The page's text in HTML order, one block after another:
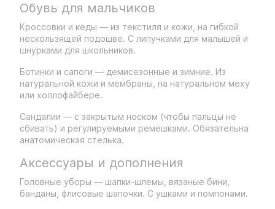
Обувь для мальчиков
Кроссовки и кеды — из текстиля и кожи, на гибкой
нескользящей подошве. С липучками для малышей и
шнурками для школьников.
Ботинки и сапоги — демисезонные и зимние. Из
натуральной кожи и мембраны, на натуральном меху
или холлофайбере.
Сандалии — с закрытым носком (чтобы пальцы не
сбивать) и регулируемыми ремешками. Обязательна
анатомическая стелька.
Аксессуары и дополнения
Головные уборы — шапки-шлемы, вязаные бини,
банданы, флисовые шапочки. С ушками и помпонами.